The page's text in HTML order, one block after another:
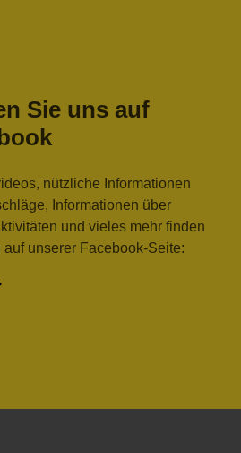
Sie uns auf
nützliche Informationen
Informationen über
und vieles mehr finden
auf unserer Facebook-Seite: